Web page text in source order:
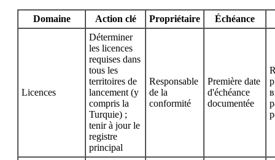
Domaine Action clé Propriétaire Échéance
Licences
Déterminer
les licences
requises dans
tous les
territoires de
lancement (y
compris la
Turquie) ;
tenir à jour le
registre
principal
Responsable
de la
conformité
Première date
d'échéance
documentée